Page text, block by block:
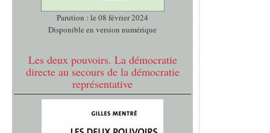
Parution : le 08 février 2024
Disponible en version numérique
Les deux pouvoirs. La démocratie
directe au secours de la démocratie
représentative